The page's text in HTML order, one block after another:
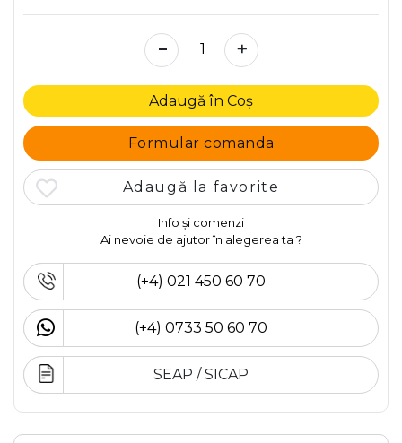
- +
Adaugă în Coș
Formular comanda
Adaugă la favorite
Info și comenzi
Ai nevoie de ajutor în alegerea ta ?
(+4) 021 450 60 70
(+4) 0733 50 60 70
SEAP / SICAP